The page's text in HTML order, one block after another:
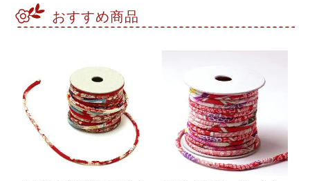
おすすめ商品